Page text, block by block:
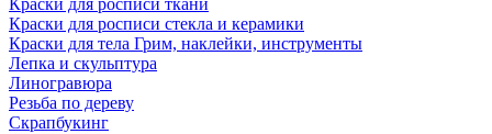
Краски для росписи ткани
Краски для росписи стекла и керамики
Краски для тела Грим, наклейки, инструменты
Лепка и скульптура
Линогравюра
Резьба по дереву
Скрапбукинг